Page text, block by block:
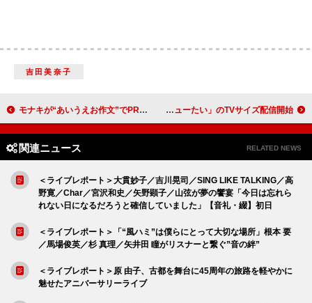
吉田美奈子
モナキが“あいうえお作文”でPR、モナキのスペシャルブック付き『ぴあMUSIC COMPLEX』紹介ショート動画が公開 CUTIE STREET、アニメ『ポケモン』新EDテーマ「キュートなキューたい」のTVサイズ配信開始
関連ニュース RELATED NEWS
＜ライブレポート＞大貫妙子／吉川晃司／SING LIKE TALKING／高
野寛／Char／宮沢和史／矢野顕子／山弦が夢の饗宴「今日は忘れら
れない日になるだろうと確信していました」【音礼・綴】初日
＜ライブレポート＞「“風ハミ”は僕らにとって大切な場所」根本 要
／馬場俊英／杉 真理／矢井田 瞳がリスナーと繋ぐ”音の絆”
＜ライブレポート＞原 由子、古都を舞台に45周年の旅路を軽やかに
魅せたアニバーサリーライブ